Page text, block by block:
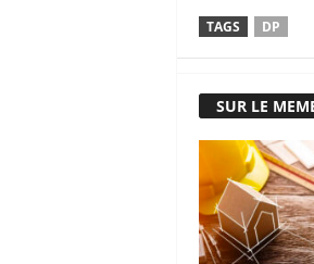
TAGS DP
SUR LE